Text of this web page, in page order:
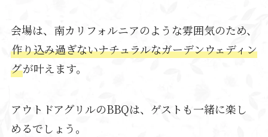
会場は、南カリフォルニアのような雰囲気のため、
作り込み過ぎないナチュラルなガーデンウェディン
グが叶えます。
アウトドアグリルのBBQは、ゲストも一緒に楽し
めるでしょう。